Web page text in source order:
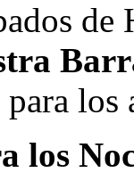
los
los